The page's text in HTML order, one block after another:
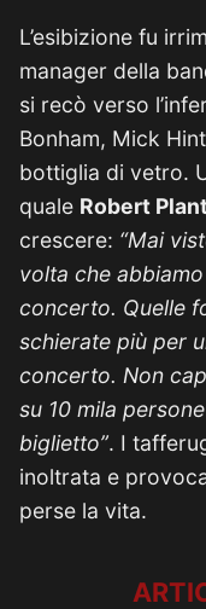
L’esibizione fu
manager della
si recò verso
Bonham, Mick
bottiglia di vetro.
quale Robert
crescere: “Mai
volta che
concerto. Quelle
schierate più per
concerto. Non
su 10 mila
biglietto”. I
inoltrata e
perse la vita.